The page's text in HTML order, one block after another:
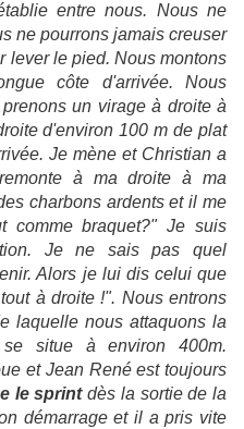
entre nous. Nous ne
ne pourrons jamais creuser
lever le pied. Nous montons
côte d'arrivée. Nous
un virage à droite à
d'environ 100 m de plat
Je mène et Christian a
à ma droite à ma
charbons ardents et il me
comme braquet?"Je suis
Je ne sais pas quel
Alors je lui dis celui que
à droite !". Nous entrons
laquelle nous attaquons la
situe à environ 400m.
et Jean René est toujours
le sprintdès la sortie de la
démarrage et il a pris vite